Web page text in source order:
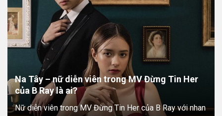
Na Tây – nữ diễn viên trong MV Đừng Tin Her
của B Ray là ai?
Nữ diễn viên trong MV Đừng Tin Her của B Ray với nhan